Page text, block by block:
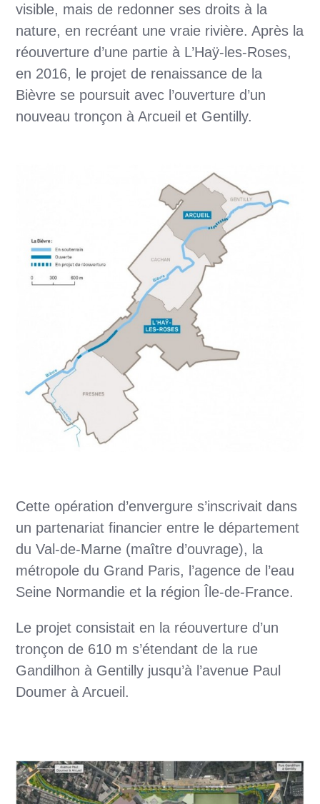
visible, mais de redonner ses droits à la
nature, en recréant une vraie rivière. Après la
réouverture d’une partie à L’Haÿ-les-Roses,
en 2016, le projet de renaissance de la
Bièvre se poursuit avec l’ouverture d’un
nouveau tronçon à Arcueil et Gentilly.
Cette opération d’envergure s’inscrivait dans
un partenariat financier entre le département
du Val-de-Marne (maître d’ouvrage), la
métropole du Grand Paris, l’agence de l’eau
Seine Normandie et la région Île-de-France.
Le projet consistait en la réouverture d’un
tronçon de 610 m s’étendant de la rue
Gandilhon à Gentilly jusqu’à l’avenue Paul
Doumer à Arcueil.